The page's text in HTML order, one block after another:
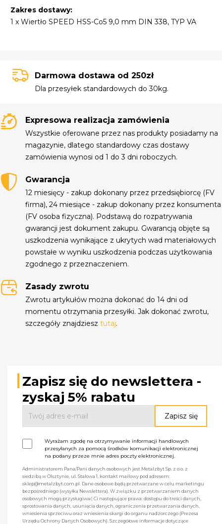
Zakres dostawy:
1 x Wiertło SPEED HSS-Co5 9,0 mm DIN 338, TYP VA
Darmowa dostawa od 250zł
Dla przesyłek standardowych do 30kg.
Expresowa realizacja zamówienia
Wszystkie oferowane przez nas produkty posiadamy na
magazynie, dlatego standardowy czas dostawy
zamówienia wynosi od 1 do 3 dni roboczych.
Gwarancja
12 miesięcy - zakup dokonany przez przedsiębiorcę (FV
firma), 24 miesiące - zakup dokonany przez konsumenta
(FV osoba fizyczna). Podstawą do rozpatrywania
gwarancji jest dokument zakupu. Gwarancją objęte są
uszkodzenia wynikające z ukrytych wad materiałowych
powstałe w wyniku uszkodzenia podczas użytkowania
zgodnego z przeznaczeniem.
Zasady zwrotu
Zwrotu artykułów można dokonać do 14 dni od
momentu otrzymania przesyłki. Jak dokonać zwrotu,
szczegóły znajdziesztutaj.
Zapisz się do newslettera -
zyskaj 5% rabatu
Wyrażam zgodę na otrzymywanie informacji handlowych
przesyłanych za pomocą środków komunikacji elektronicznej
na podany przeze mnie adres poczty elektronicznej.
Administratorem Pana/Pani danych osobowych jest Metalzbyt Sp. z o.o. z
siedzibą w Olsztynie, ul. Stalowa 1, kontakt mailowy pod adresem:
sklep@metalzbyt.com.pl. Dane osobowe będą przetwarzane w celu marketingu
bezpośredniego (wysyłka Newslettera). W związku z przetwarzaniem danych
osobowych mogą przysługiwać Ci następujące prawa: dostępu do treści danych,
sprostowania danych, usunięcia danych, ograniczenia przetwarzania danych,
wniesienia sprzeciwu oraz wniesienia skargi do organu nadzorczego (Prezesa
Urzędu Ochrony Danych Osobowych). Szczegółowe informacje dotyczące